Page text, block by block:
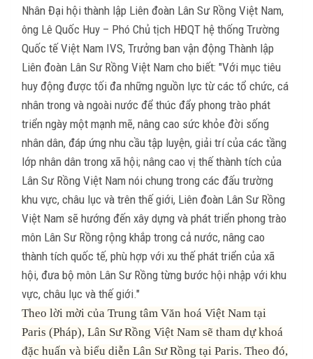
Nhân Đại hội thành lập Liên đoàn Lân Sư Rồng Việt Nam,
ông Lê Quốc Huy – Phó Chủ tịch HĐQT hệ thống Trường
Quốc tế Việt Nam IVS, Trưởng ban vận động Thành lập
Liên đoàn Lân Sư Rồng Việt Nam cho biết: "Với mục tiêu
huy động được tối đa những nguồn lực từ các tổ chức, cá
nhân trong và ngoài nước để thúc đẩy phong trào phát
triển ngày một mạnh mẽ, nâng cao sức khỏe đời sống
nhân dân, đáp ứng nhu cầu tập luyện, giải trí của các tầng
lớp nhân dân trong xã hội; nâng cao vị thế thành tích của
Lân Sư Rồng Việt Nam nói chung trong các đấu trường
khu vực, châu lục và trên thế giới, Liên đoàn Lân Sư Rồng
Việt Nam sẽ hướng đến xây dựng và phát triển phong trào
môn Lân Sư Rồng rộng khắp trong cả nước, nâng cao
thành tích quốc tế, phù hợp với xu thế phát triển của xã
hội, đưa bộ môn Lân Sư Rồng từng bước hội nhập với khu
vực, châu lục và thế giới."
Theo lời mời của Trung tâm Văn hoá Việt Nam tại
Paris (Pháp), Lân Sư Rồng Việt Nam sẽ tham dự khoá
đặc huấn và biểu diễn Lân Sư Rồng tại Paris. Theo đó,